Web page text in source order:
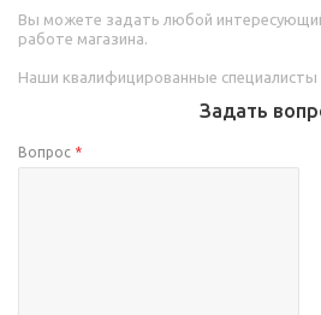
Вы можете задать любой
работе магазина.
Наши квалифицированные специалисты
Задать
Вопрос *